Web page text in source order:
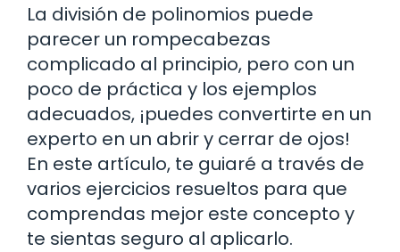
La división de polinomios puede
parecer un rompecabezas
complicado al principio, pero con un
poco de práctica y los ejemplos
adecuados, ¡puedes convertirte en un
experto en un abrir y cerrar de ojos!
En este artículo, te guiaré a través de
varios ejercicios resueltos para que
comprendas mejor este concepto y
te sientas seguro al aplicarlo.